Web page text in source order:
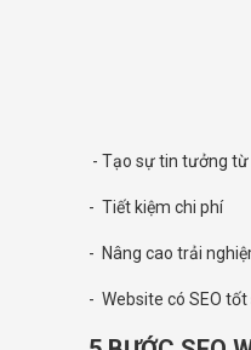
- Tạo sự tin tưởng
- Tiết kiệm chi phí
- Nâng cao trải
- Website có SEO